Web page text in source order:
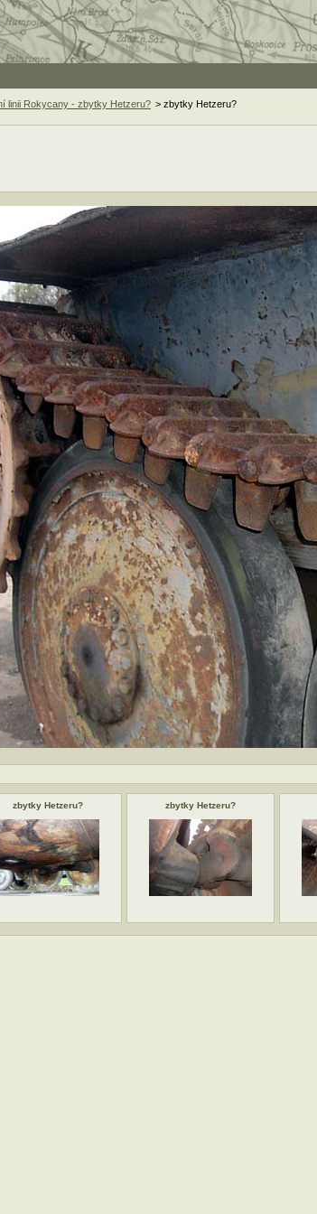
zbytky Hetzeru? zbytky Hetzeru?
linii Rokycany - zbytky Hetzeru? > zbytky Hetzeru?